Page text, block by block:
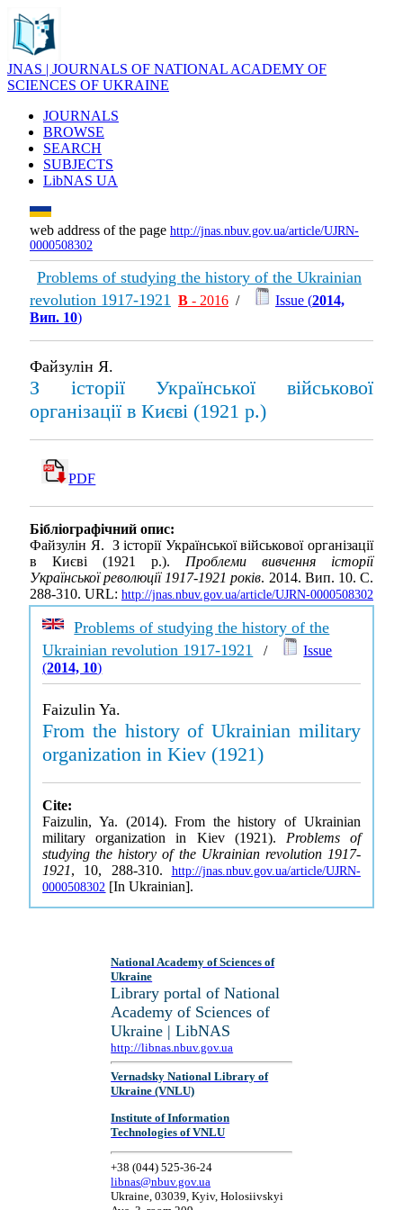
JNAS | JOURNALS OF NATIONAL ACADEMY OF
SCIENCES OF UKRAINE
JOURNALS
BROWSE
SEARCH
SUBJECTS
LibNAS UA
web address of the page http://jnas.nbuv.gov.ua/article/UJRN-
0000508302
Problems of studying the history of the Ukrainian
revolution 1917-1921 В - 2016 / Issue (2014,
Вип. 10)
Файзулін Я.
З історії Української військової
організації в Києві (1921 р.)
PDF
Бібліографічний опис:
Файзулін Я. З історії Української військової організації
в Києві (1921 р.). Проблеми вивчення історії
Української революції 1917-1921 років. 2014. Вип. 10. С.
288-310. URL: http://jnas.nbuv.gov.ua/article/UJRN-0000508302
Problems of studying the history of the
Ukrainian revolution 1917-1921 /
Issue
(2014, 10)
Faizulin Ya.
From the history of Ukrainian military
organization in Kiev (1921)
Cite:
Faizulin, Ya. (2014). From the history of Ukrainian
military organization in Kiev (1921). Problems of
studying the history of the Ukrainian revolution 1917-
1921, 10, 288-310. http://jnas.nbuv.gov.ua/article/UJRN-
0000508302 [In Ukrainian].
National Academy of Sciences of
Ukraine
Library portal of National
Academy of Sciences of
Ukraine | LibNAS
http://libnas.nbuv.gov.ua
Vernadsky National Library of
Ukraine (VNLU)
Institute of Information
Technologies of VNLU
+38 (044) 525-36-24
libnas@nbuv.gov.ua
Ukraine, 03039, Kyiv, Holosiivskyi